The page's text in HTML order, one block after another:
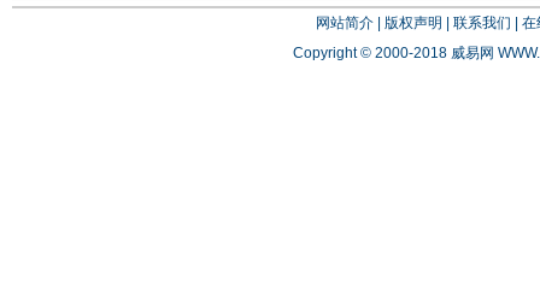
法
网站简介| 版权声明 联系我们
在
Copyright © 2000-2018 威易网 WWW.